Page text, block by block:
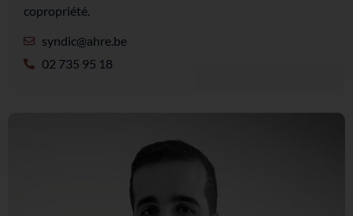
copropriété.
syndic@ahre.be
02 735 95 18